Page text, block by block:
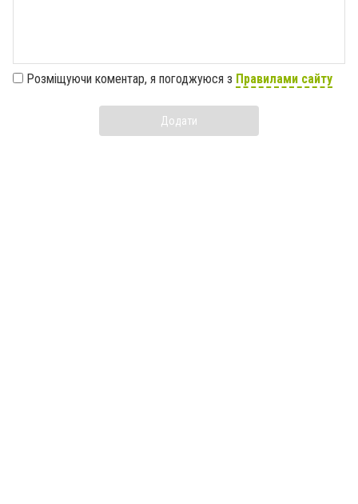
Розміщуючи коментар, я погоджуюся з Правилами сайту
Додати